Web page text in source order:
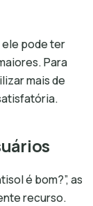
ele pode ter
Para
mais de
é bom?”, as
recurso.